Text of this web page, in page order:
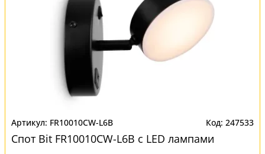
FR10010CW-L6B 247533
Спот Bit FR10010CW-L6B с LED лампами